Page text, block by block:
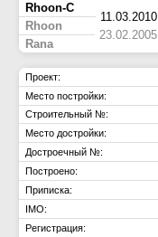
Rhoon-C
11.03.2010
Rhoon
23.02.2005
Rana
Проект:
Место постройки:
Строительный №:
Место достройки:
Достроечный №:
Построено:
Приписка:
IMO:
Регистрация: